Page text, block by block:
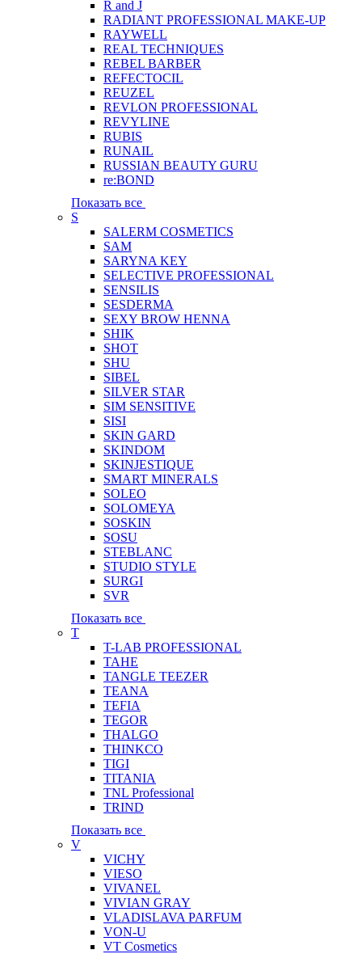
R and J
RADIANT PROFESSIONAL MAKE-UP
RAYWELL
REAL TECHNIQUES
REBEL BARBER
REFECTOCIL
REUZEL
REVLON PROFESSIONAL
REVYLINE
RUBIS
RUNAIL
RUSSIAN BEAUTY GURU
re:BOND
Показать все
S
SALERM COSMETICS
SAM
SARYNA KEY
SELECTIVE PROFESSIONAL
SENSILIS
SESDERMA
SEXY BROW HENNA
SHIK
SHOT
SHU
SIBEL
SILVER STAR
SIM SENSITIVE
SISI
SKIN GARD
SKINDOM
SKINJESTIQUE
SMART MINERALS
SOLEO
SOLOMEYA
SOSKIN
SOSU
STEBLANC
STUDIO STYLE
SURGI
SVR
Показать все
T
T-LAB PROFESSIONAL
TAHE
TANGLE TEEZER
TEANA
TEFIA
TEGOR
THALGO
THINKCO
TIGI
TITANIA
TNL Professional
TRIND
Показать все
V
VICHY
VIESO
VIVANEL
VIVIAN GRAY
VLADISLAVA PARFUM
VON-U
VT Cosmetics